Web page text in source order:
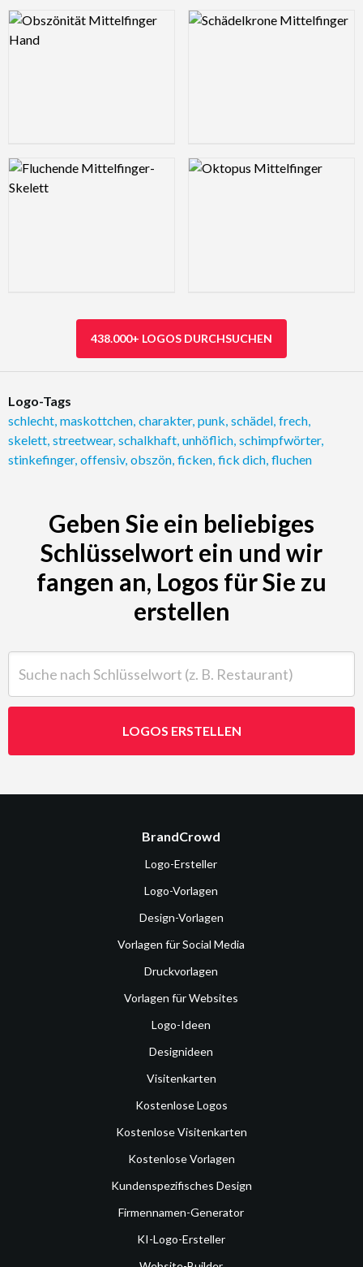
Logo Preview Image Logo Preview Image
Logo Preview Image Logo Preview Image
438.000+ LOGOS DURCHSUCHEN
Logo-Tags
schlecht maskottchen charakter, punk schädel frech
skelett streetwear, schalkhaft unhöflich schimpfwörter,
stinkefinger, offensiv, obszön ficken fick dich fluchen
Geben Sie ein beliebiges
Schlüsselwort ein und wir
fangen an, Logos für Sie zu
erstellen
LOGOS ERSTELLEN
BrandCrowd
Logo-Ersteller
Logo-Vorlagen
Design-Vorlagen
Vorlagen für Social Media
Druckvorlagen
Vorlagen für Websites
Logo-Ideen
Designideen
Visitenkarten
Kostenlose Logos
Kostenlose Visitenkarten
Kostenlose Vorlagen
Kundenspezifisches Design
Firmennamen-Generator
KI-Logo-Ersteller